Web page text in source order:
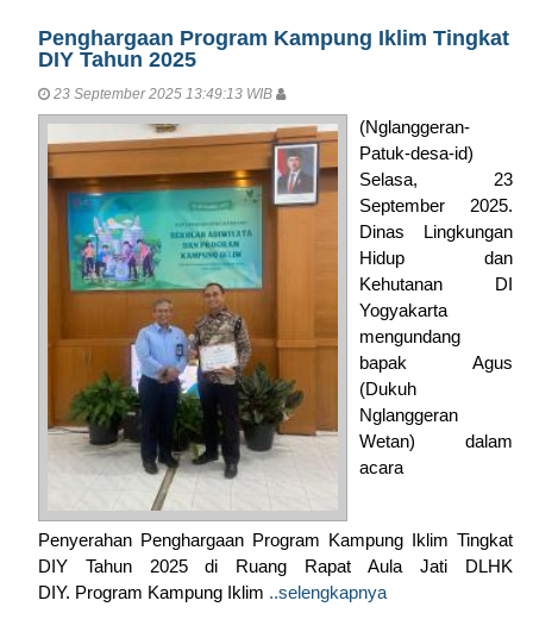
Penghargaan Program Kampung Iklim Tingkat
DIY Tahun 2025
23 September 2025 13:49:13 WIB
(Nglanggeran-
Patuk-desa-id)
Selasa, 23
September 2025.
Dinas Lingkungan
Hidup dan
Kehutanan DI
Yogyakarta
mengundang
bapak Agus
(Dukuh
Nglanggeran
Wetan) dalam
acara
Penyerahan Penghargaan Program Kampung Iklim Tingkat
DIY Tahun 2025 di Ruang Rapat Aula Jati DLHK
DIY. Program Kampung Iklim ..selengkapnya